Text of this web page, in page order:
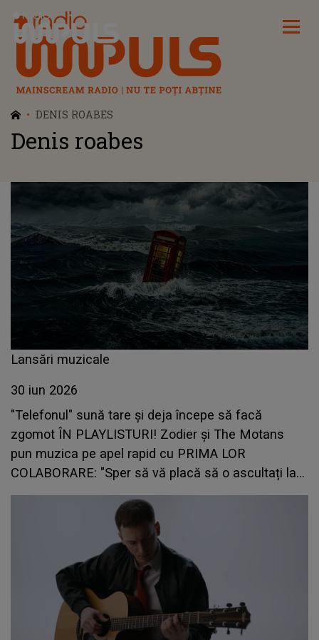
Radio Impuls
DENIS ROABES
Denis roabes
Lansări muzicale
30 iun 2026
"Telefonul" sună tare și deja începe să facă
zgomot ÎN PLAYLISTURI! Zodier și The Motans
pun muzica pe apel rapid cu PRIMA LOR
COLABORARE: "Sper să vă placă să o ascultați la
fel de mult cum ne-a plăcut nouă să o facem"